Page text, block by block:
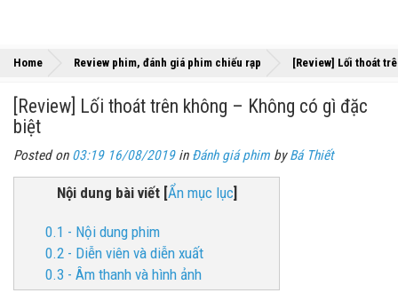
Home Review phim, đánh giá phim chiếu rạp [Review] Lối thoát
[Review] Lối thoát trên không – Không có gì đặc
biệt
Posted on 03:19 16/08/2019in Đánh giá phim byBá Thiết
Nội dung bài viết[Ẩn mục lục]
0.1 - Nội dung phim
0.2 - Diễn viên và diễn xuất
0.3 - Âm thanh và hình ảnh